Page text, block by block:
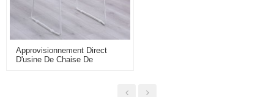
Approvisionnement Direct
D'usine De Chaise De